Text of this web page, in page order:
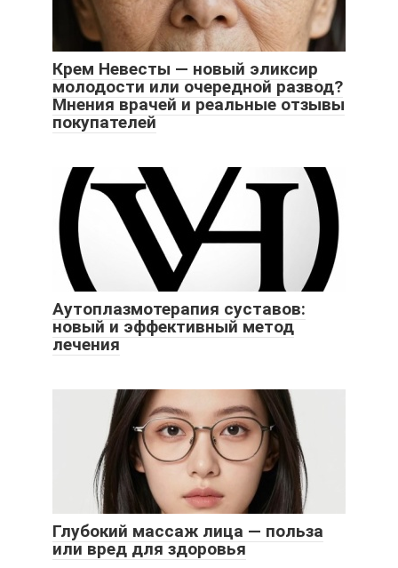
Крем Невесты — новый эликсир
молодости или очередной развод?
Мнения врачей и реальные отзывы
покупателей
Аутоплазмотерапия суставов:
новый и эффективный метод
лечения
Глубокий массаж лица — польза
или вред для здоровья